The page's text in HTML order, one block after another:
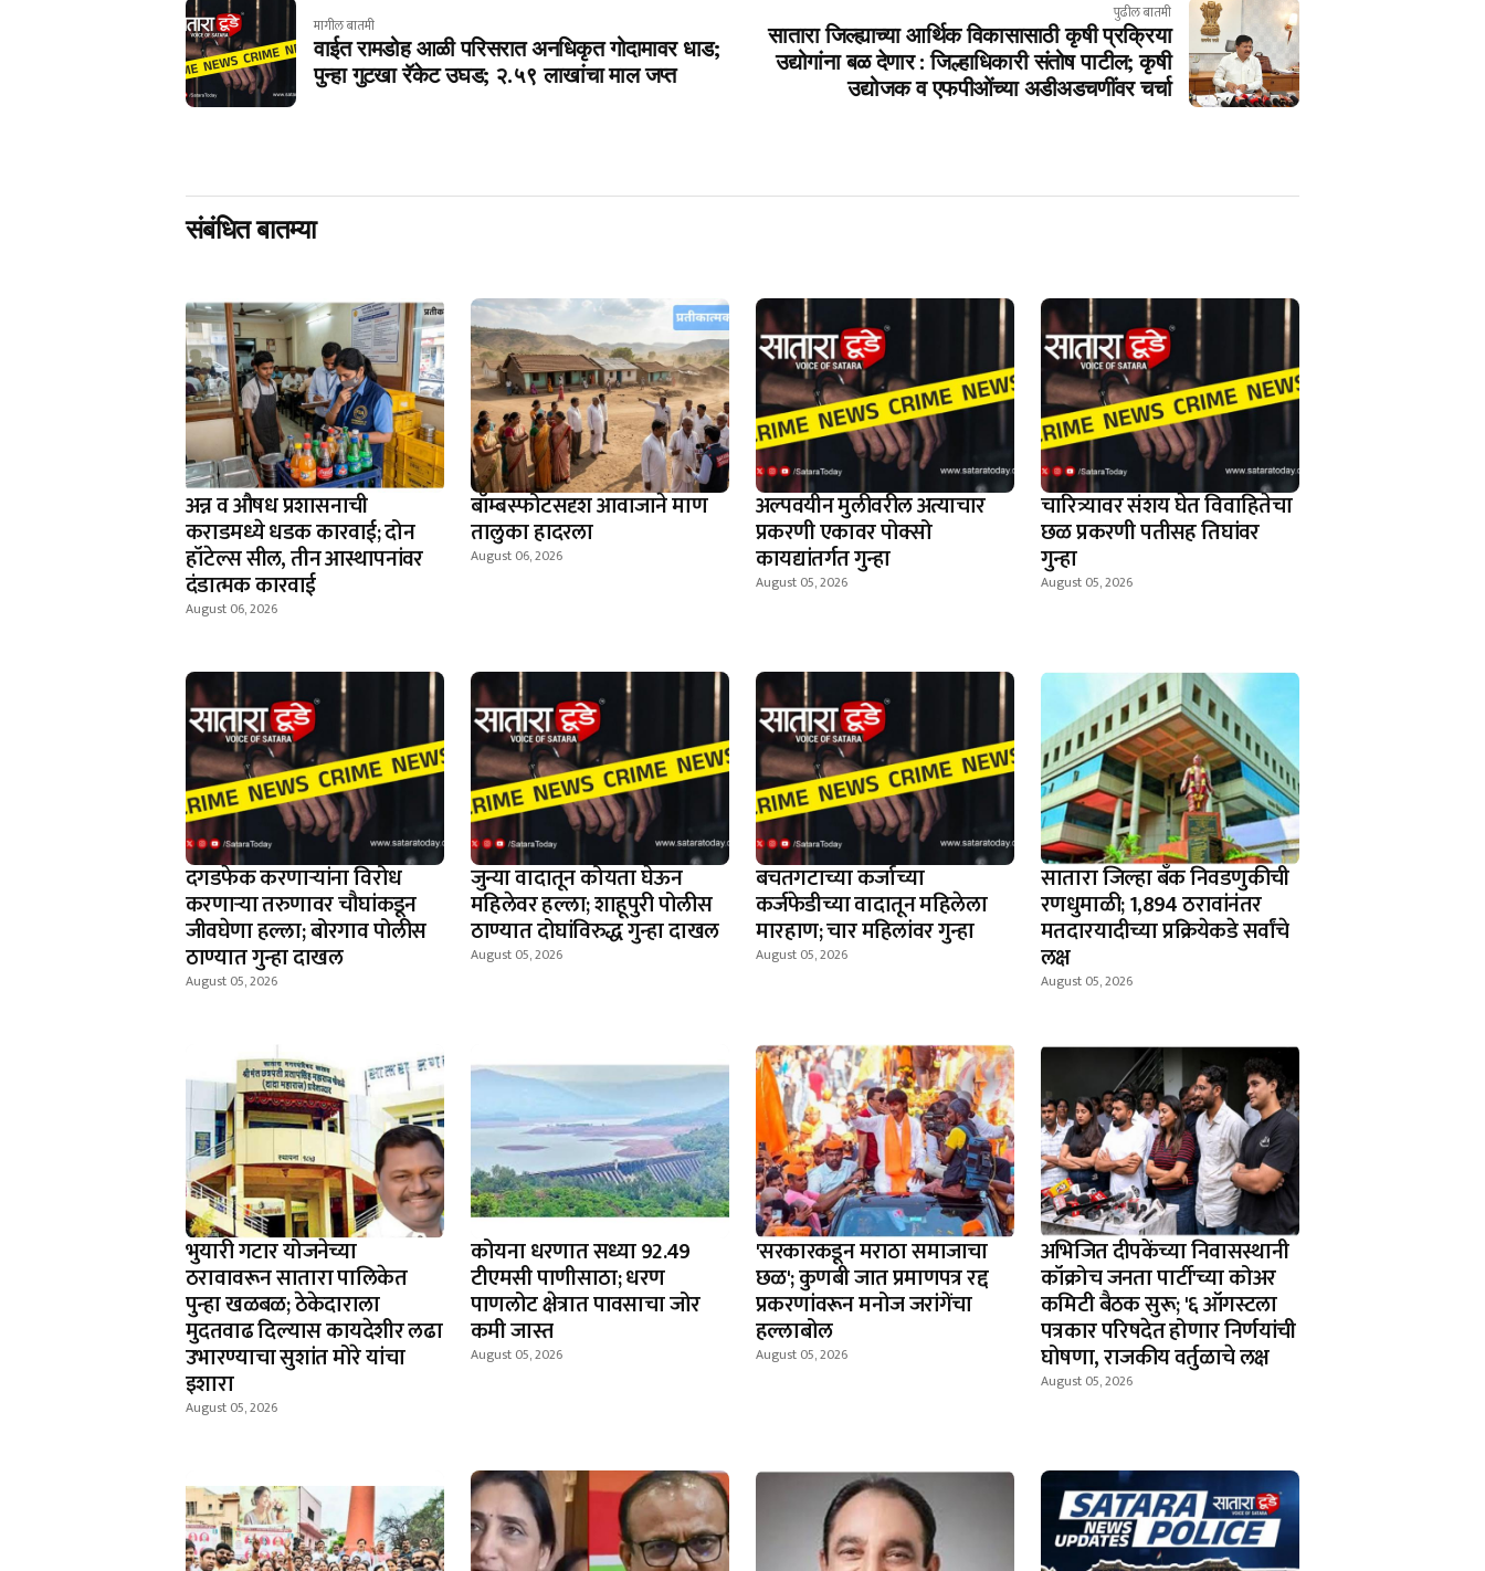
मागील बातमी
वाईत रामडोह आळी परिसरात अनधिकृत गोदामावर धाड;
पुन्हा गुटखा रॅकेट उघड; २.५९ लाखांचा माल जप्त
पुढील बातमी
सातारा जिल्ह्याच्या आर्थिक विकासासाठी कृषी प्रक्रिया
उद्योगांना बळ देणार : जिल्हाधिकारी संतोष पाटील; कृषी
उद्योजक व एफपीओंच्या अडीअडचणींवर चर्चा
संबंधित बातम्या
अन्न व औषध प्रशासनाची
कराडमध्ये धडक कारवाई; दोन
हॉटेल्स सील, तीन आस्थापनांवर
दंडात्मक कारवाई
August 06, 2026
बॉम्बस्फोटसदृश आवाजाने माण
तालुका हादरला
August 06, 2026
अल्पवयीन मुलीवरील अत्याचार
प्रकरणी एकावर पोक्सो
कायद्यांतर्गत गुन्हा
August 05, 2026
चारित्र्यावर संशय घेत विवाहितेचा
छळ प्रकरणी पतीसह तिघांवर
गुन्हा
August 05, 2026
दगडफेक करणार्‍यांना विरोध
करणार्‍या तरुणावर चौघांकडून
जीवघेणा हल्ला; बोरगाव पोलीस
ठाण्यात गुन्हा दाखल
August 05, 2026
जुन्या वादातून कोयता घेऊन
महिलेवर हल्ला; शाहूपुरी पोलीस
ठाण्यात दोघांविरुद्ध गुन्हा दाखल
August 05, 2026
बचतगटाच्या कर्जाच्या
कर्जफेडीच्या वादातून महिलेला
मारहाण; चार महिलांवर गुन्हा
August 05, 2026
सातारा जिल्हा बँक निवडणुकीची
रणधुमाळी; 1,894 ठरावांनंतर
मतदारयादीच्या प्रक्रियेकडे सर्वांचे
लक्ष
August 05, 2026
भुयारी गटार योजनेच्या
ठरावावरून सातारा पालिकेत
पुन्हा खळबळ; ठेकेदाराला
मुदतवाढ दिल्यास कायदेशीर लढा
उभारण्याचा सुशांत मोरे यांचा
इशारा
August 05, 2026
कोयना धरणात सध्या 92.49
टीएमसी पाणीसाठा; धरण
पाणलोट क्षेत्रात पावसाचा जोर
कमी जास्त
August 05, 2026
'सरकारकडून मराठा समाजाचा
छळ'; कुणबी जात प्रमाणपत्र रद्द
प्रकरणांवरून मनोज जरांगेंचा
हल्लाबोल
August 05, 2026
अभिजित दीपकेंच्या निवासस्थानी
कॉक्रोच जनता पार्टी'च्या कोअर
कमिटी बैठक सुरू; '६ ऑगस्टला
पत्रकार परिषदेत होणार निर्णयांची
घोषणा, राजकीय वर्तुळाचे लक्ष
August 05, 2026